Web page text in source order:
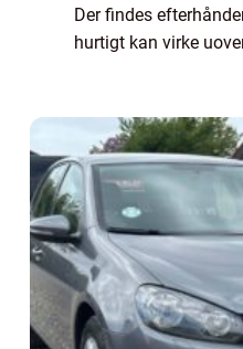
Der findes
hurtigt kan virke